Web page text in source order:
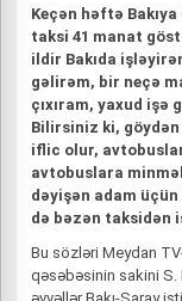
Keçən həftə
taksi 41 manat
ildir Bakıda
gəlirəm, bir neçə
çıxıram, yaxud
Bilirsiniz ki,
iflic olur,
avtobuslara
dəyişən adam
də bəzən taksidən
Bu sözləri Meydan
qəsəbəsinin sakini S.